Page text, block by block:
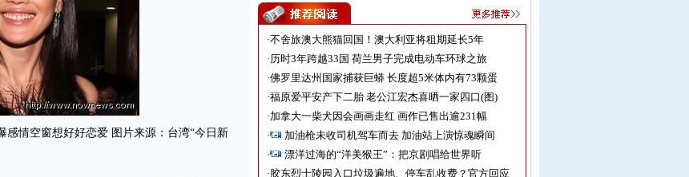
情空窗想好好恋爱 图片来源：台湾“今日新
·不舍旅澳大熊猫回国！澳大利亚将租期延长5年
·历时3年跨越33国 荷兰男子完成电动车环球之旅
·佛罗里达州国家捕获巨蟒 长度超5米体内有73颗蛋
·福原爱平安产下二胎 老公江宏杰喜晒一家四口(图)
·加拿大一柴犬因会画画走红 画作已售出逾231幅
·
加油枪未收司机驾车而去 加油站上演惊魂瞬间
·
漂洋过海的“洋美猴王”：把京剧唱给世界听
·胶东烈士陵园入口垃圾遍地、停车乱收费？官方回应